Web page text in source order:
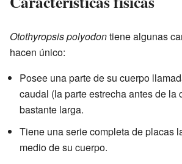
Otothyropsis polyodontiene algunas
hacen único:
Posee una parte de su cuerpo
caudal (la parte estrecha antes de la
bastante larga.
Tiene una serie completa de placas
medio de su cuerpo.